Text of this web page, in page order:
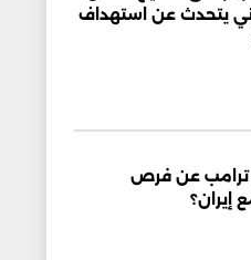
يتحدث عن استهداف
ترامب عن فرص
إيران؟